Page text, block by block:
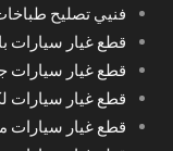
فنيي تصليح
قطع غيار سيارات
قطع غيار سيارات
قطع غيار سيارات
قطع غيار